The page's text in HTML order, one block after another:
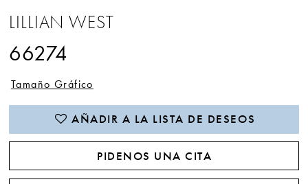
LILLIAN WEST
66274
Tamaño Gráfico
AÑADIR A LA LISTA DE DESEOS
PIDENOS UNA CITA